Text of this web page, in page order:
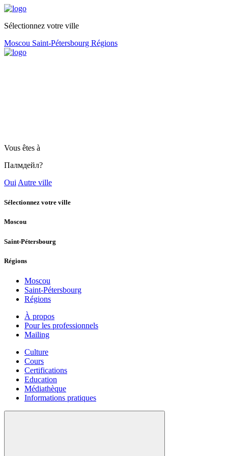
Sélectionnez votre ville
Moscou Saint-Pétersbourg Régions
Vous êtes à
Палмдейл?
Oui Autre ville
Sélectionnez votre ville
Moscou
Saint-Pétersbourg
Régions
Moscou
Saint-Pétersbourg
Régions
À propos
Pour les professionnels
Mailing
Culture
Cours
Certifications
Education
Médiathèque
Informations pratiques